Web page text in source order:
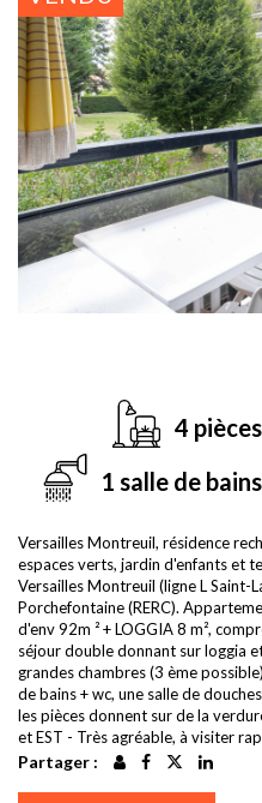
4 pièces
1 salle de bains
Versailles Montreuil, résidence
espaces verts, jardin d'enfants et
Versailles Montreuil (ligne L Saint-
Porchefontaine (RERC).
d'env 92m ² + LOGGIA 8 m²,
séjour double donnant sur loggia
grandes chambres (3 ème
de bains + wc, une salle de
les pièces donnent sur de la
et EST - Très agréable, à visiter
Partager :